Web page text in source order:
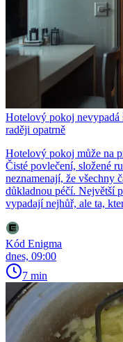
Hotelový pokoj nevypadá
raději opatrně
Hotelový pokoj může na
Čisté povlečení, složené
neznamenají, že všechny
důkladnou péčí. Největší
vypadají nejhůř, ale ta,
Kód Enigma
dnes, 09:00
7 min